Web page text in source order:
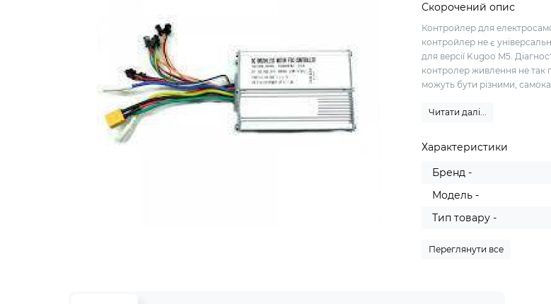
Скорочений опис
Контройлер для
контройлер не є
для версії Kugoo M5.
контролер живлення не так
можуть бути різними,
Читати далі...
Характеристики
Бренд -
Модель -
Тип товару -
Переглянути все